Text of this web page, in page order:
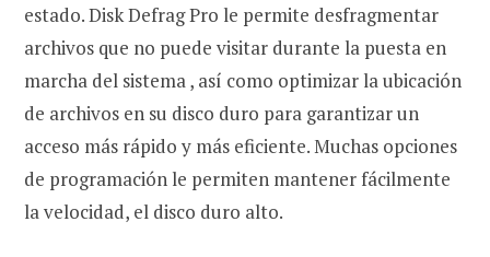
estado. Disk Defrag Pro le permite desfragmentar
archivos que no puede visitar durante la puesta en
marcha del sistema , así como optimizar la ubicación
de archivos en su disco duro para garantizar un
acceso más rápido y más eficiente. Muchas opciones
de programación le permiten mantener fácilmente
la velocidad, el disco duro alto.